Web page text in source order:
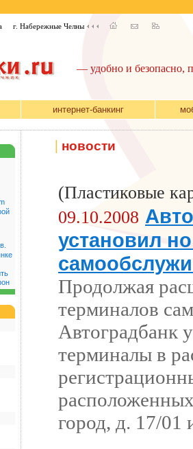
г. Набережные Челны
— удобно и безопасно,
интернет-банкинг
| новости
(Пластиковые
09.10.2008
установил
Продолжая
терминалов
Автоградбанк
терминалы в
город, д. 17/01